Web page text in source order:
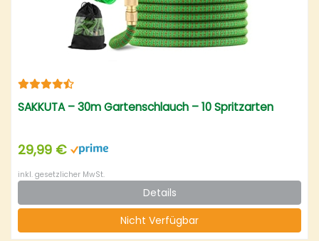
SAKKUTA – 30m Gartenschlauch – 10 Spritzarten
29,99 €
inkl. gesetzlicher MwSt.
Details
Nicht Verfügbar